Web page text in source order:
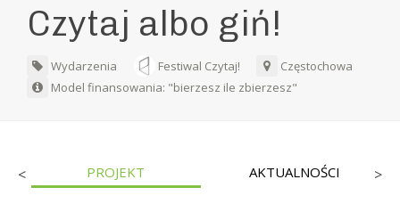
Czytaj albo giń!
Wydarzenia Festiwal Czytaj!
Częstochowa
Model finansowania: "bierzesz ile zbierzesz"
< PROJEKT AKTUALNOŚCI >